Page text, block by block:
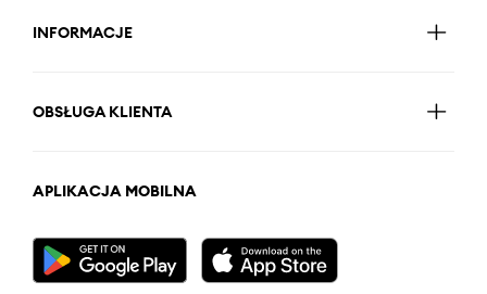
INFORMACJE
OBSŁUGA KLIENTA
APLIKACJA MOBILNA